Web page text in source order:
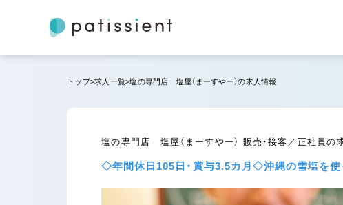
トップ 求人一覧 塩の専門店 塩屋（まーすやー）の求人情報
塩の専門店 塩屋（まーすやー） 販売・接客／正社員の
◇年間休日105日・賞与3.5カ月◇沖縄の雪塩を使